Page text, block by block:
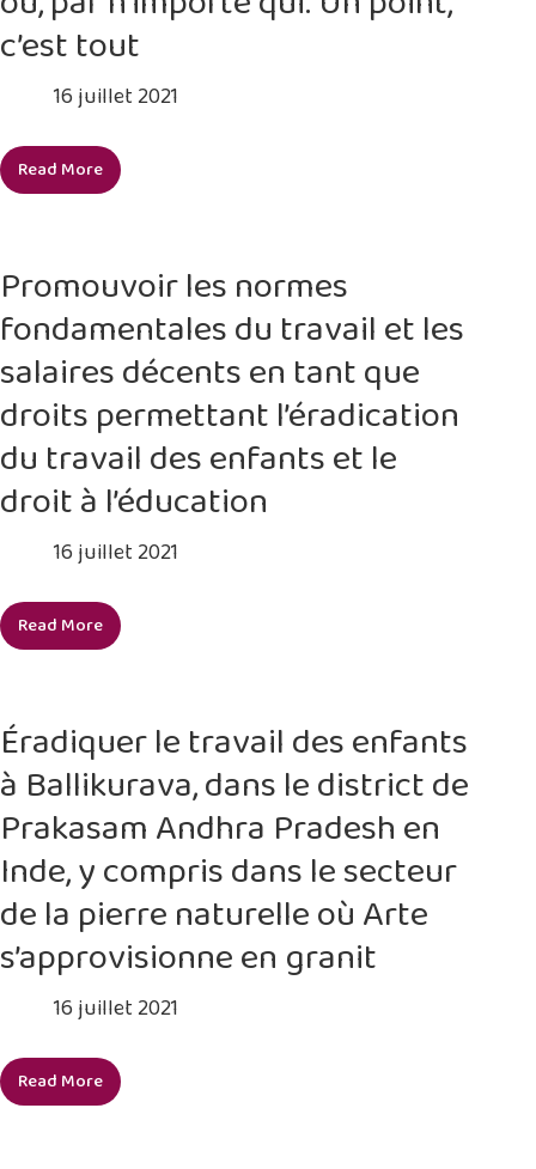
c’est tout
16 juillet 2021
Read More
Travaillons
fin
au
travail
des
enfants
nos
chaînes
n’importe
par
n’importe
point,
c’est
tout
Promouvoir les normes
fondamentales du travail et les
salaires décents en tant que
droits permettant l’éradication
du travail des enfants et le
droit à l’éducation
16 juillet 2021
Read MorePromouvoir
fondamentales
du
travail
les
salaires
décents
en
tant
que
droits
l’éradication
Éradiquer le travail des enfants
à Ballikurava, dans le district de
Prakasam Andhra Pradesh en
Inde, y compris dans le secteur
de la pierre naturelle où Arte
s’approvisionne en granit
16 juillet 2021
Read More
Éradiquer